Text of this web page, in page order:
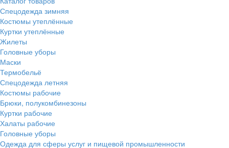
Спецодежда зимняя
Костюмы утеплённые
Куртки утеплённые
Жилеты
Головные уборы
Маски
Термобельё
Спецодежда летняя
Костюмы рабочие
Брюки, полукомбинезоны
Куртки рабочие
Халаты рабочие
Головные уборы
Одежда для сферы услуг и пищевой промышленности